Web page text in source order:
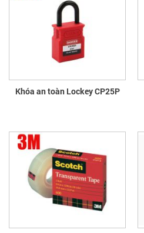
Khóa an toàn Lockey CP25P